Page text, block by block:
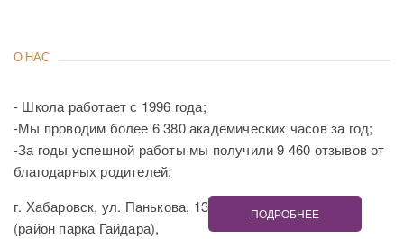
О НАС
- Школа работает с 1996 года;
-Мы проводим более 6 380 академических часов за год;
-За годы успешной работы мы получили 9 460 отзывов от
благодарных родителей;
г. Хабаровск, ул. Панькова, 13
(район парка Гайдара),
ПОДРОБНЕЕ